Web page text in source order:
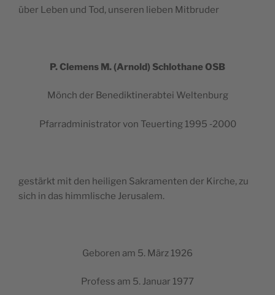
über Leben und Tod, unse­ren lie­ben Mitbruder
P. Cle­mens M. (Arnold) Schlo­thane OSB
Mönch der Bene­dik­ti­ne­rab­tei Weltenburg
Pfar­rad­mi­nis­tra­tor von Teuer­ting 1995 ‑2000
gestärkt mit den hei­li­gen Sakra­men­ten der Kirche, zu
sich in das himm­lische Jerusalem.
Gebo­ren am 5. März 1926
Pro­fess am 5. Januar 1977